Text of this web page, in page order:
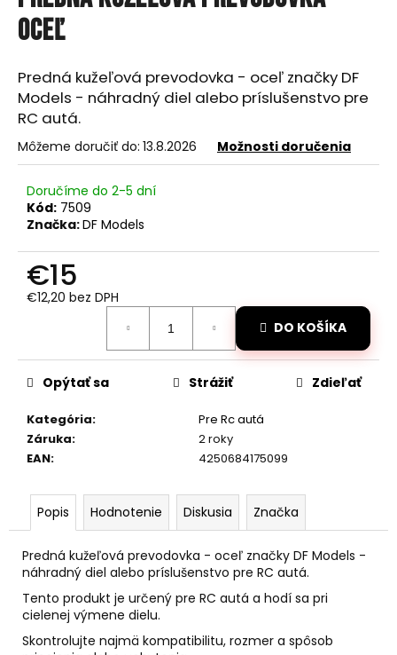
0,0
z
hviezdičiek.
oceľ
Predná kužeľová prevodovka - oceľ značky DF
Models - náhradný diel alebo príslušenstvo pre
RC autá.
Môžeme doručiť do: 13.8.2026 Možnosti doručenia
Doručíme do 2-5 dní
Kód: 7509
Značka:DF Models
€15
€12,20 bez DPH
DO KOŠÍKA
Kategória:
Pre Rc autá
Záruka:
2 roky
EAN: 4250684175099
Opýtať sa Strážiť Zdieľať
Popis Hodnotenie Diskusia Značka
Predná kužeľová prevodovka - oceľ značky DF Models -
náhradný diel alebo príslušenstvo pre RC autá.
Tento produkt je určený pre RC autá a hodí sa pri
cielenej výmene dielu.
Skontrolujte najmä kompatibilitu, rozmer a spôsob
á
j
s
ť
?
r
m
AUTO
OVLÁDANIE
MZ-
XXL
48CM,
ORANŽOVÁ